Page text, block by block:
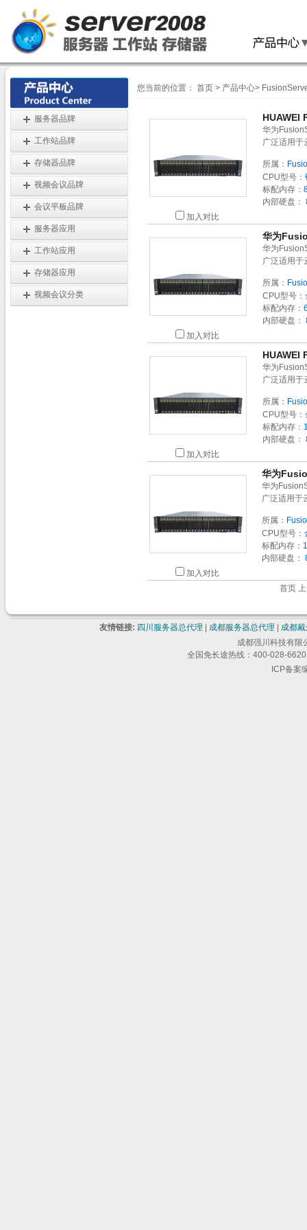
服务器品牌
工作站品牌
存储器品牌
视频会议品牌
会议平板品牌
服务器应用
工作站应用
存储器应用
视频会议分类
您当前的位置： 首页 > 产品中心>
加入对比
HUAWEI
华为
广泛适用于
所属：
CPU型号：
标配内存：
内部硬盘：
加入对比
华为
华为
广泛适用于
所属：
CPU型号：
标配内存：
内部硬盘：
加入对比
HUAWEI
华为
广泛适用于
所属：
CPU型号：
标配内存：
内部硬盘：
加入对比
华为
华为
广泛适用于
所属：
CPU型号：
标配内存：
内部硬盘：
首页
友情链接: 四川服务器总代理 成都服务器总代理
成都
成都强川科技有限
全国免长途热线：400-028-
ICP备案